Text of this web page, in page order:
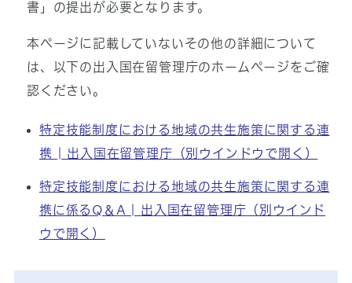
書」の提出が必要となります。
本ページに記載していないその他の詳細について
は、以下の出入国在留管理庁のホームページをご確
認ください。
特定技能制度における地域の共生施策に関する連
携 | 出入国在留管理庁 （別ウインドウで開く）
特定技能制度における地域の共生施策に関する連
携に係るQ＆A | 出入国在留管理庁 （別ウインド
ウで開く）